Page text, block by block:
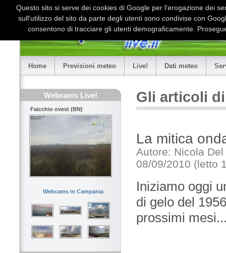
Home Previsioni meteo Live! Dati meteo
Webcams Live!
Faicchio ovest (BN)
Webcams in Campania
Gli articoli
La mitica
Autore: Nicola Del
08/09/2010 (letto
Iniziamo oggi
di gelo del
prossimi
Questo sito si serve dei cookies di Google per l'erogazione dei
sull'utilizzo del sito da parte degli utenti sono condivise con
consentono di tracciare gli utenti demograficamente.